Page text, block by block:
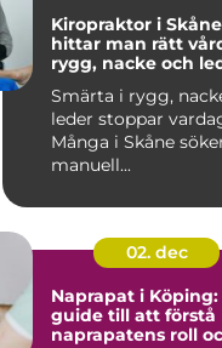
Kiropraktor i
hittar man rätt
rygg, nacke och
Smärta i rygg,
leder stoppar
Många i Skåne
manuell...
02. dec
Naprapat i Köping:
guide till att förstå
naprapatens roll